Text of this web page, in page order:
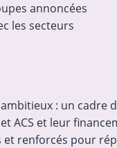
annoncées
les secteurs
: un cadre
ACS et leur
renforcés pour
en lutte